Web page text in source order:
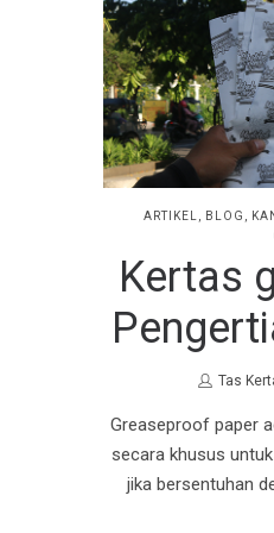
PAPER
BAG
PAPER
BAG
POSTED
ARTIKEL BLOG
Kertas
by
Tas
Greaseproof paper
secara khusus
jika bersentuhan